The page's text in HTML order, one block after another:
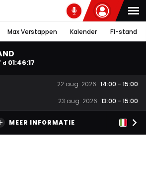
Max Verstappen Kalender F1-stand
d 01:46:17
22 aug. 2026 14:00 - 15:00
23 aug. 2026 13:00 - 15:00
MEER INFORMATIE